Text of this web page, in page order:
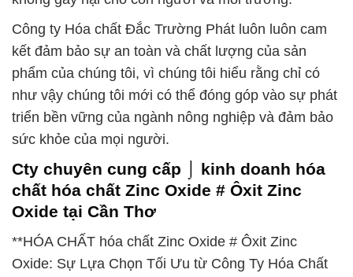
Công ty Hóa chất Đắc Trường Phát luôn luôn cam
kết đảm bảo sự an toàn và chất lượng của sản
phẩm của chúng tôi, vì chúng tôi hiểu rằng chỉ có
như vậy chúng tôi mới có thể đóng góp vào sự phát
triển bền vững của ngành nông nghiệp và đảm bảo
sức khỏe của mọi người.
Cty chuyên cung cấp ⌡ kinh doanh hóa
chất hóa chất Zinc Oxide # Ôxit Zinc
Oxide tại Cần Thơ
**HÓA CHẤT hóa chất Zinc Oxide # Ôxit Zinc
Oxide: Sự Lựa Chọn Tối Ưu từ Công Ty Hóa Chất